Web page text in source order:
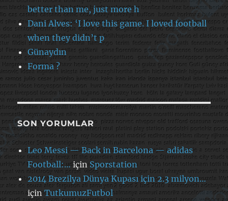
better than me, just more h
Dani Alves: ‘I love this game. I loved football
when they didn’t p
Günaydın
Forma ?
SON YORUMLAR
Leo Messi — Back in Barcelona — adidas
Football:…için Sporstation
2014 Brezilya Dünya Kupası için 2.3 milyon…
içinTutkumuzFutbol